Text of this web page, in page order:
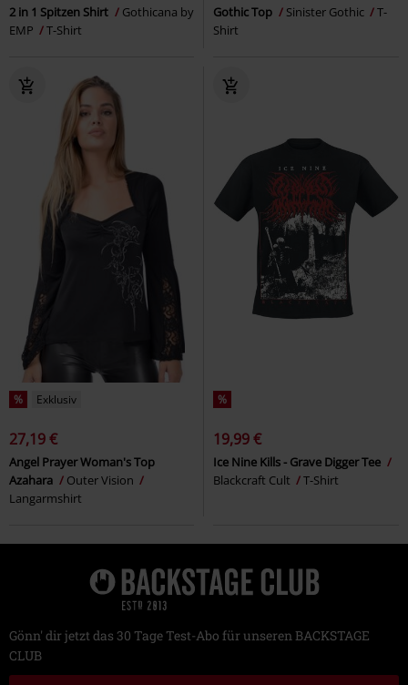
2 in 1 Spitzen Shirt
Gothicana by
EMP
T-Shirt
Gothic Top Sinister Gothic
T-
Shirt
% Exklusiv
27,19 €
Angel Prayer Woman's Top
Azahara
Outer Vision
Langarmshirt
%
19,99 €
Ice Nine Kills - Grave Digger Tee
Blackcraft Cult
T-Shirt
Gönn' dir jetzt das 30 Tage Test-Abo für unseren BACKSTAGE
CLUB